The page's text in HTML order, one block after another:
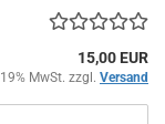
15,00 EUR
MwSt. zzgl. Versand